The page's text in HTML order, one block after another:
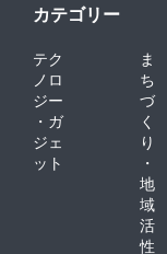
カテゴリー
テク
ノロ
ジー
・ガ
ジェ
ット
ま
ち
づ
く
り
・
地
域
活
性